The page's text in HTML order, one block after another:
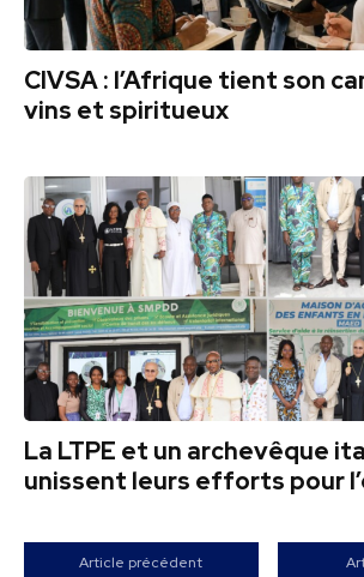
CIVSA : l’Afrique tient son
vins et spiritueux
La LTPE et un archevêque
unissent leurs efforts pour
Article précédent